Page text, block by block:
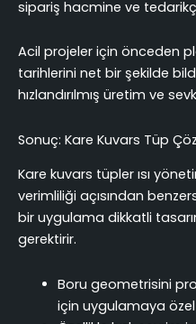
sipariş hacmine ve
Acil projeler için önceden
tarihlerini net bir şekilde
hızlandırılmış üretim ve
Sonuç: Kare Kuvars Tüp
Kare kuvars tüpler ısı
verimliliği açısından
bir uygulama dikkatli
gerektirir.
Boru geometrisini
için uygulamaya